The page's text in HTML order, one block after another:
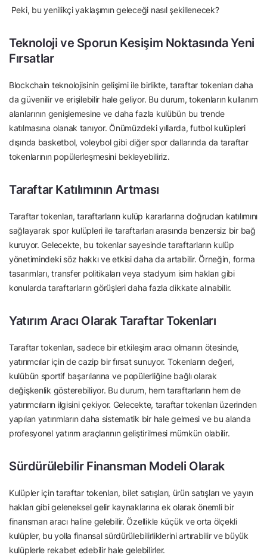
Peki, bu yenilikçi yaklaşımın geleceği nasıl şekillenecek?
Teknoloji ve Sporun Kesişim Noktasında Yeni
Fırsatlar
Blockchain teknolojisinin gelişimi ile birlikte, taraftar tokenları daha
da güvenilir ve erişilebilir hale geliyor. Bu durum, tokenların kullanım
alanlarının genişlemesine ve daha fazla kulübün bu trende
katılmasına olanak tanıyor. Önümüzdeki yıllarda, futbol kulüpleri
dışında basketbol, voleybol gibi diğer spor dallarında da taraftar
tokenlarının popülerleşmesini bekleyebiliriz.
Taraftar Katılımının Artması
Taraftar tokenları, taraftarların kulüp kararlarına doğrudan katılımını
sağlayarak spor kulüpleri ile taraftarları arasında benzersiz bir bağ
kuruyor. Gelecekte, bu tokenlar sayesinde taraftarların kulüp
yönetimindeki söz hakkı ve etkisi daha da artabilir. Örneğin, forma
tasarımları, transfer politikaları veya stadyum isim hakları gibi
konularda taraftarların görüşleri daha fazla dikkate alınabilir.
Yatırım Aracı Olarak Taraftar Tokenları
Taraftar tokenları, sadece bir etkileşim aracı olmanın ötesinde,
yatırımcılar için de cazip bir fırsat sunuyor. Tokenların değeri,
kulübün sportif başarılarına ve popülerliğine bağlı olarak
değişkenlik gösterebiliyor. Bu durum, hem taraftarların hem de
yatırımcıların ilgisini çekiyor. Gelecekte, taraftar tokenları üzerinden
yapılan yatırımların daha sistematik bir hale gelmesi ve bu alanda
profesyonel yatırım araçlarının geliştirilmesi mümkün olabilir.
Sürdürülebilir Finansman Modeli Olarak
Kulüpler için taraftar tokenları, bilet satışları, ürün satışları ve yayın
hakları gibi geleneksel gelir kaynaklarına ek olarak önemli bir
finansman aracı haline gelebilir. Özellikle küçük ve orta ölçekli
kulüpler, bu yolla finansal sürdürülebilirliklerini artırabilir ve büyük
kulüplerle rekabet edebilir hale gelebilirler.